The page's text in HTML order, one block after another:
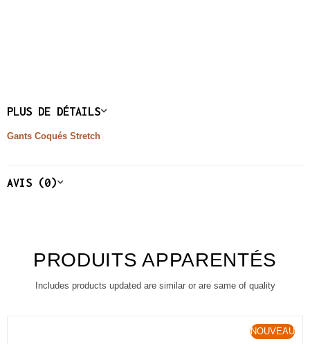
PLUS DE DÉTAILS
Gants Coqués Stretch
AVIS (0)
PRODUITS APPARENTÉS
Includes products updated are similar or are same of quality
NOUVEAU